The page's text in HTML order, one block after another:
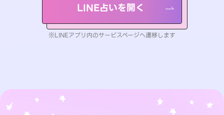
LINE占いを開く
※LINEアプリ内のサービスページへ遷移します